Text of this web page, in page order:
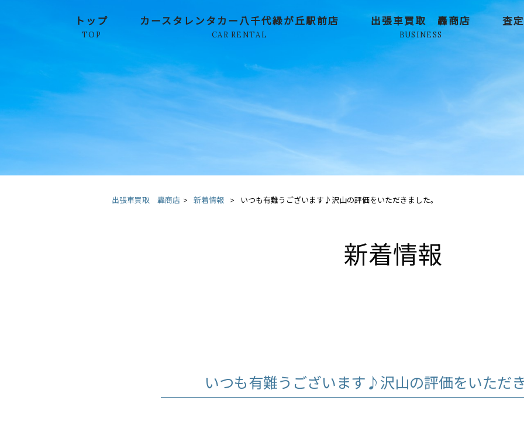
トップ
TOP
カースタレンタカー八千代緑が丘駅前店
CAR RENTAL
出張車買取 轟商店
BUSINESS
査
出張車買取 轟商店 > 新着情報 > いつも有難うございます♪沢山の評価をいただきました。
新着情報
いつも有難うございます♪沢山の評価をいただ